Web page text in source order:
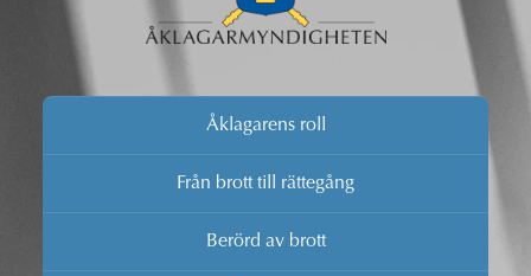
Åklagarens roll
Från brott till rättegång
Berörd av brott